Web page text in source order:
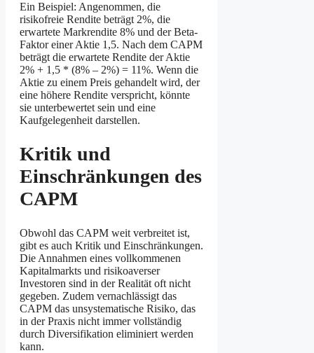
Ein Beispiel: Angenommen, die
risikofreie Rendite beträgt 2%, die
erwartete Markrendite 8% und der Beta-
Faktor einer Aktie 1,5. Nach dem CAPM
beträgt die erwartete Rendite der Aktie
2% + 1,5 * (8% – 2%) = 11%. Wenn die
Aktie zu einem Preis gehandelt wird, der
eine höhere Rendite verspricht, könnte
sie unterbewertet sein und eine
Kaufgelegenheit darstellen.
Kritik und
Einschränkungen des
CAPM
Obwohl das CAPM weit verbreitet ist,
gibt es auch Kritik und Einschränkungen.
Die Annahmen eines vollkommenen
Kapitalmarkts und risikoaverser
Investoren sind in der Realität oft nicht
gegeben. Zudem vernachlässigt das
CAPM das unsystematische Risiko, das
in der Praxis nicht immer vollständig
durch Diversifikation eliminiert werden
kann.